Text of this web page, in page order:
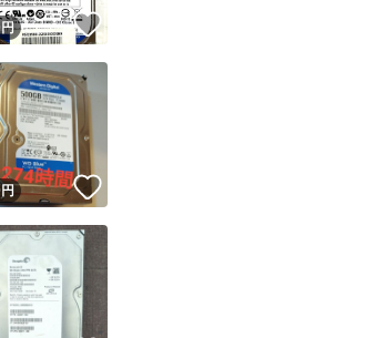
ーザーは他フリマサービスでの取引実績があります
、発送を保証しているものではありません
ーザーは高頻度で24時間以内＆設定した発送日数内に発送してい
ーザーは高頻度で24時間以内に発送しています
ーザーは設定した発送日数内に発送しています
出品ページへ
キャンセル
円 いいね！
円